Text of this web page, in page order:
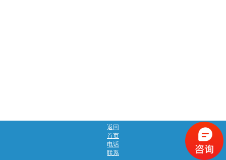
返回
首页
电话
联系